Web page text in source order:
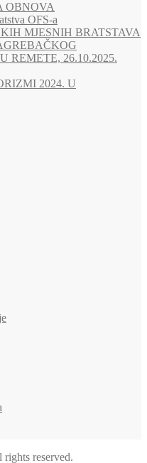
OBNOVA
OFS-a
MJESNIH BRATSTAVA
REMETE, 26.10.2025.
2024. U
reserved.